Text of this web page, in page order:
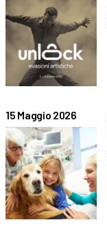
15 Maggio 2026